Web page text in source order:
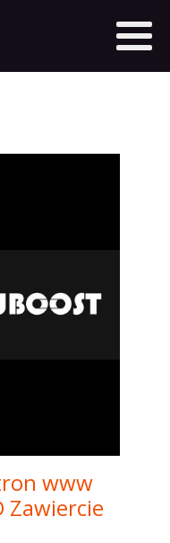
www
Zawiercie